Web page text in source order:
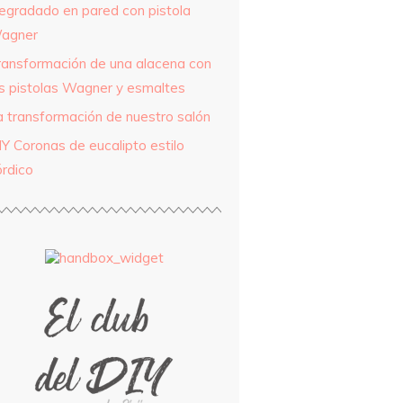
en pared con pistola
de una alacena con
pistolas Wagner y esmaltes
transformación de nuestro salón
Coronas de eucalipto estilo